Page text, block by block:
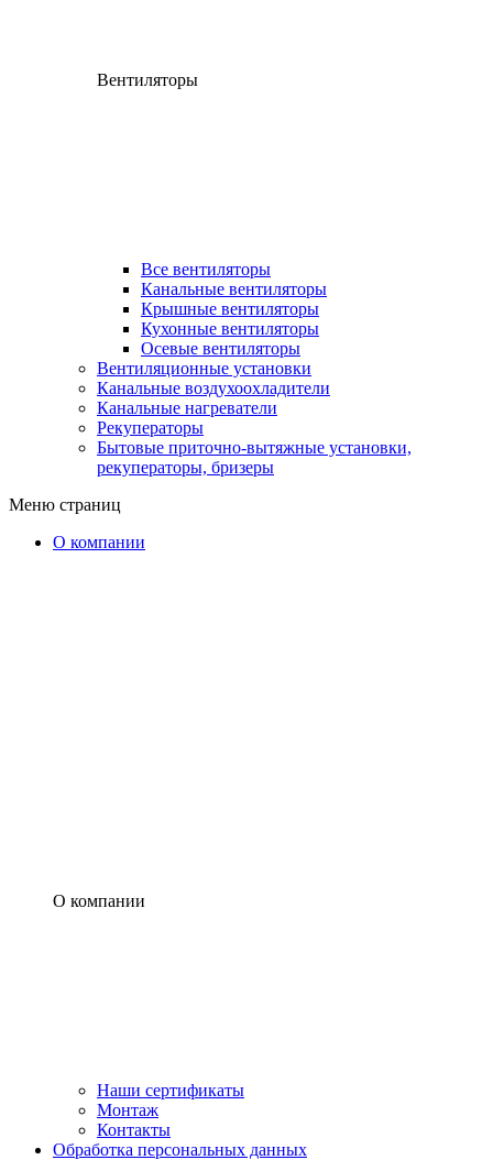
Вентиляторы
Все вентиляторы
Канальные вентиляторы
Крышные вентиляторы
Кухонные вентиляторы
Осевые вентиляторы
Вентиляционные установки
Канальные воздухоохладители
Канальные нагреватели
Рекуператоры
Бытовые приточно-вытяжные установки,
рекуператоры, бризеры
Меню страниц
О компании
О компании
Наши сертификаты
Монтаж
Контакты
Обработка персональных данных